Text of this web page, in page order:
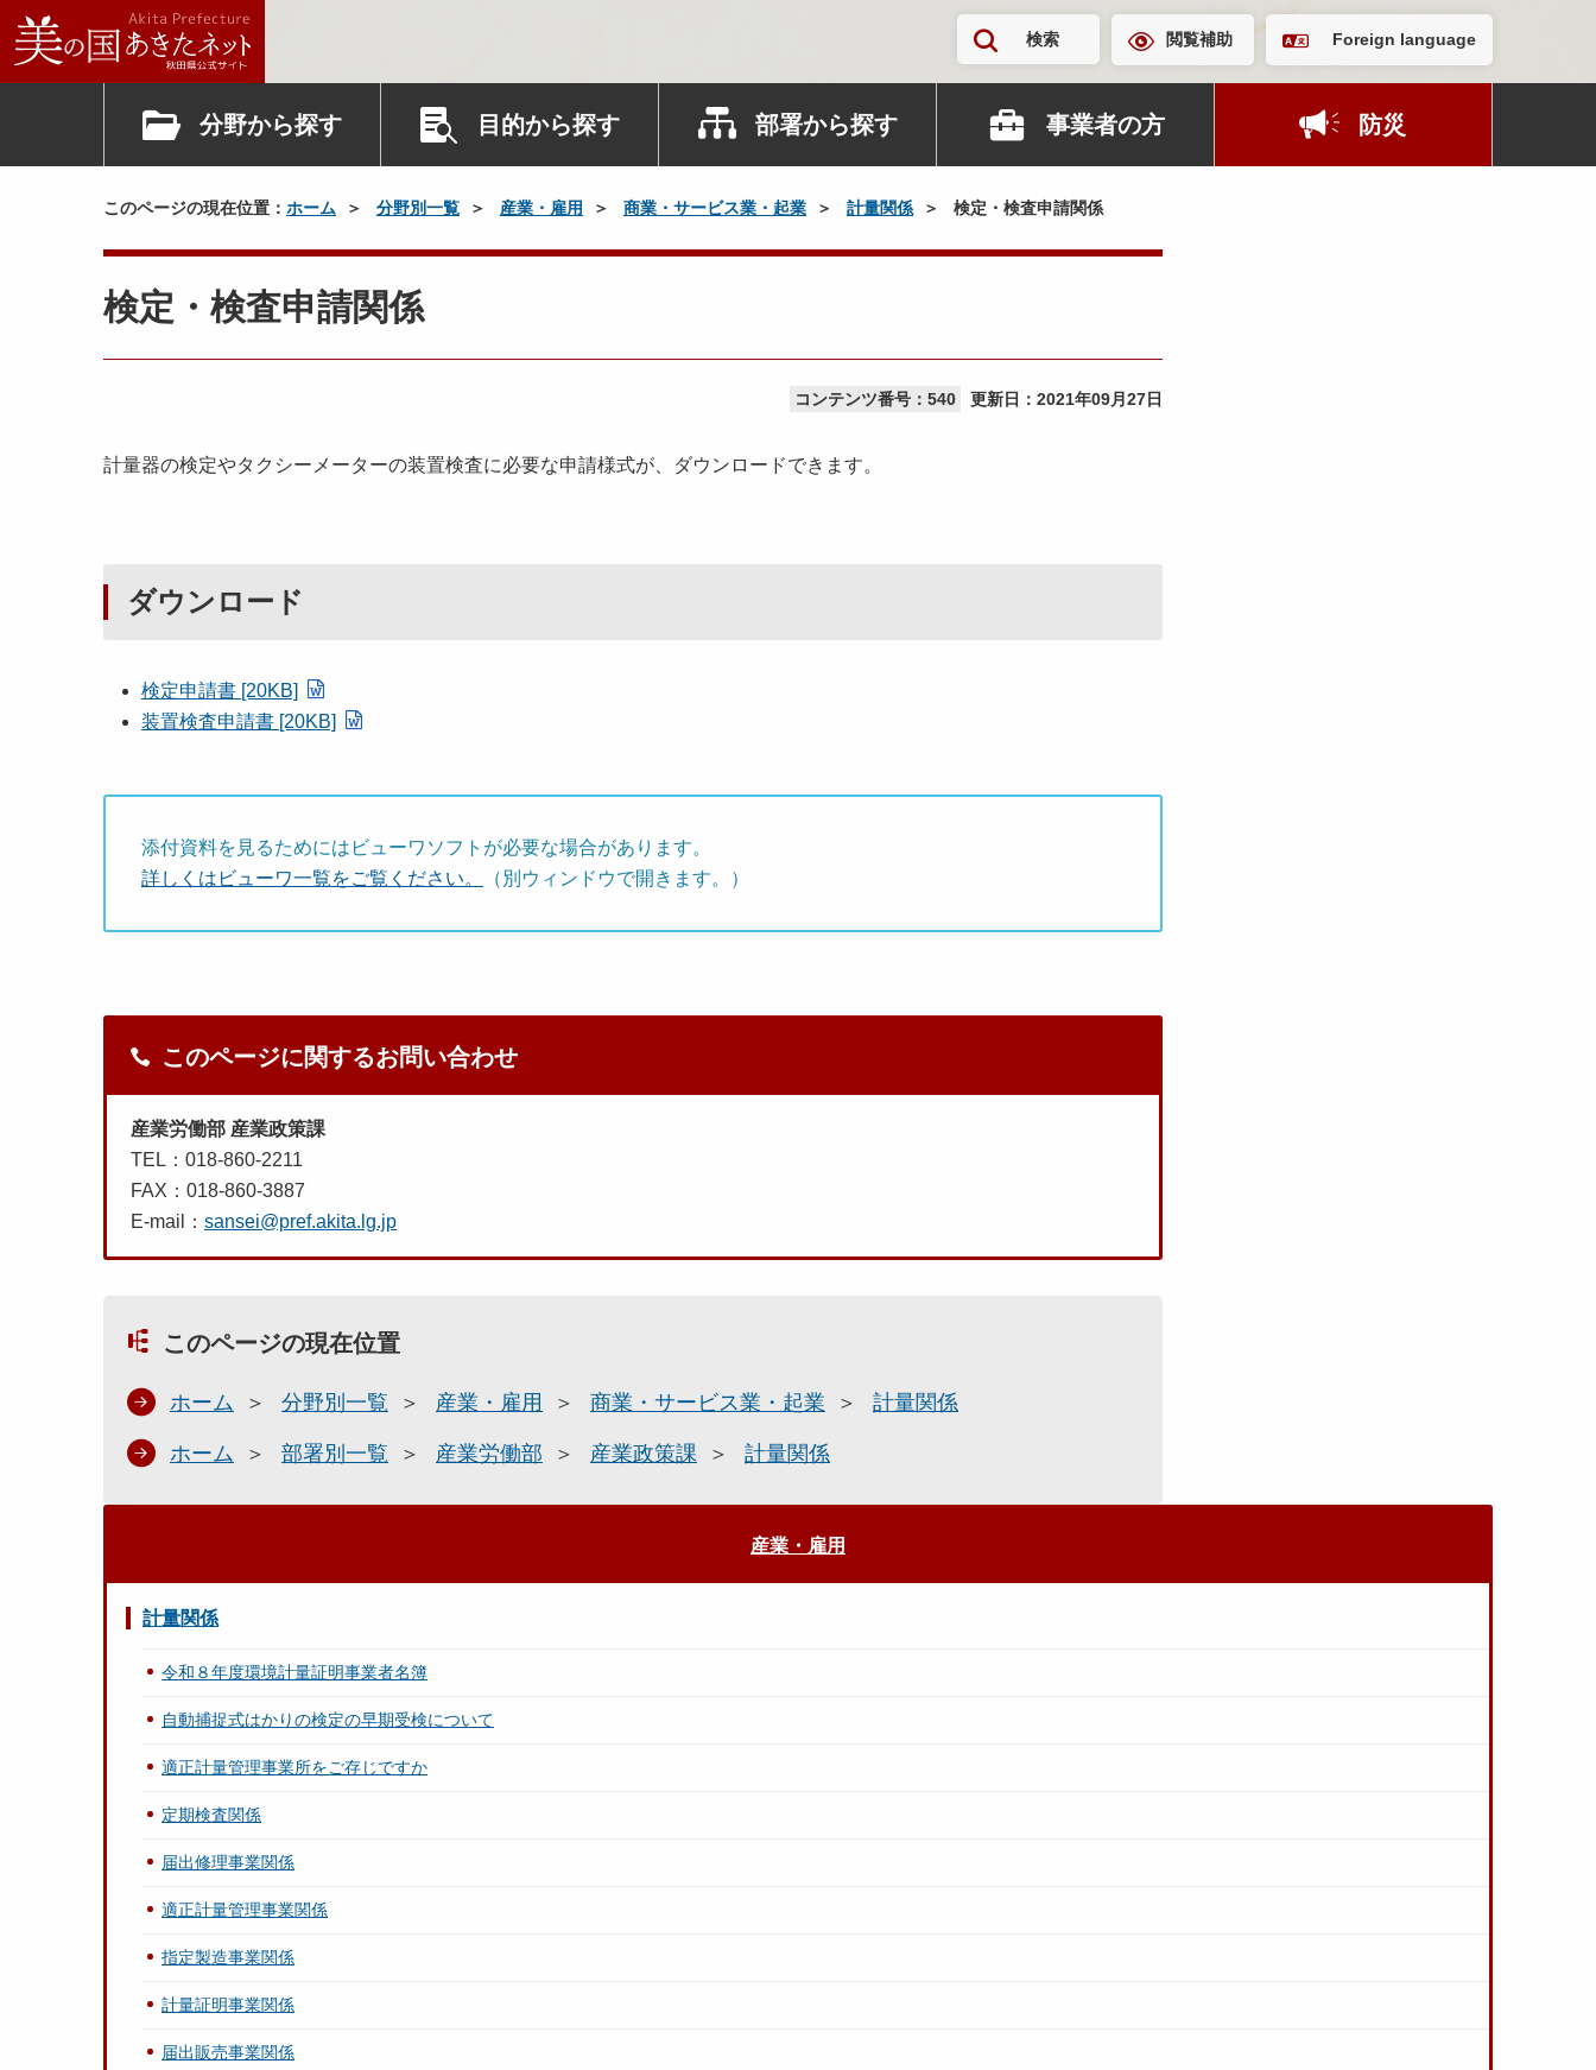
検索 閲覧補助 Foreign language
分野から探す 目的から探す 部署から探す 事業者の方 防災
このページの現在位置： ホーム 分野別一覧 産業・雇用 商業・サービス業・起業 計量関係 検定・検査申請関係
検定・検査申請関係
コンテンツ番号：540 更新日： 2021年09月27日
計量器の検定やタクシーメーターの装置検査に必要な申請様式が、ダウンロードできます。
ダウンロード
検定申請書 [20KB]
装置検査申請書 [20KB]
添付資料を見るためにはビューワソフトが必要な場合があります。
詳しくはビューワ一覧をご覧ください。
（別ウィンドウで開きます。）
このページに関するお問い合わせ
産業労働部 産業政策課
TEL：018-860-2211
FAX：018-860-3887
E-mail： sansei@pref.akita.lg.jp
このページの現在位置
ホーム 分野別一覧 産業・雇用 商業・サービス業・起業 計量関係
ホーム 部署別一覧 産業労働部 産業政策課 計量関係
産業・雇用
計量関係
令和８年度環境計量証明事業者名簿
自動捕捉式はかりの検定の早期受検について
適正計量管理事業所をご存じですか
定期検査関係
届出修理事業関係
適正計量管理事業関係
指定製造事業関係
計量証明事業関係
届出販売事業関係